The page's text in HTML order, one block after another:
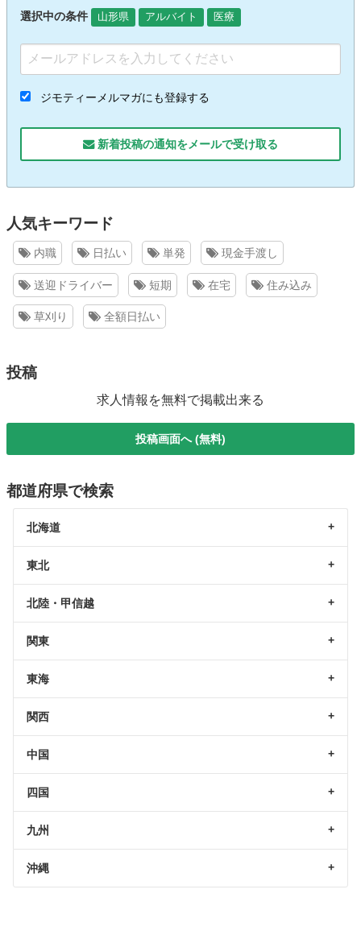
選択中の条件 山形県 アルバイト 医療
ジモティーメルマガにも登録する
新着投稿の通知をメールで受け取る
人気キーワード
内職 日払い 単発 現金手渡し
送迎ドライバー 短期 在宅 住み込み
草刈り 全額日払い
投稿
求人情報を無料で掲載出来る
投稿画面へ (無料)
都道府県で検索
北海道
東北
北陸・甲信越
関東
東海
関西
中国
四国
九州
沖縄